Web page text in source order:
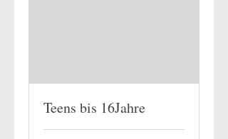
Teens bis 16Jahre